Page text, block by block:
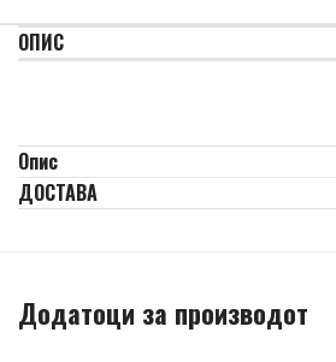
ОПИС
Опис
ДОСТАВА
Додатоци за производот